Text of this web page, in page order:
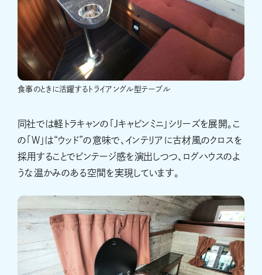
食事のときに活躍するトライアングル型テーブル
同社では軽トラキャンの「Jキャビンミニ」シリーズを展開。こ
の「W」は“ウッド”の意味で、インテリアに古材風のクロスを
採用することでビンテージ感を演出しつつ、ログハウスのよ
うな温かみのある空間を実現しています。